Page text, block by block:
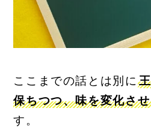
ここまでの話とは別に
保ちつつ、味を変化さ
す。